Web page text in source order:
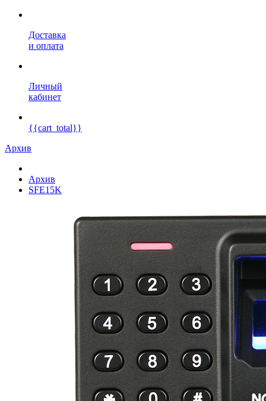
Доставка
и оплата
Личный
кабинет
{{cart_total}}
Архив
Архив
SFE15K